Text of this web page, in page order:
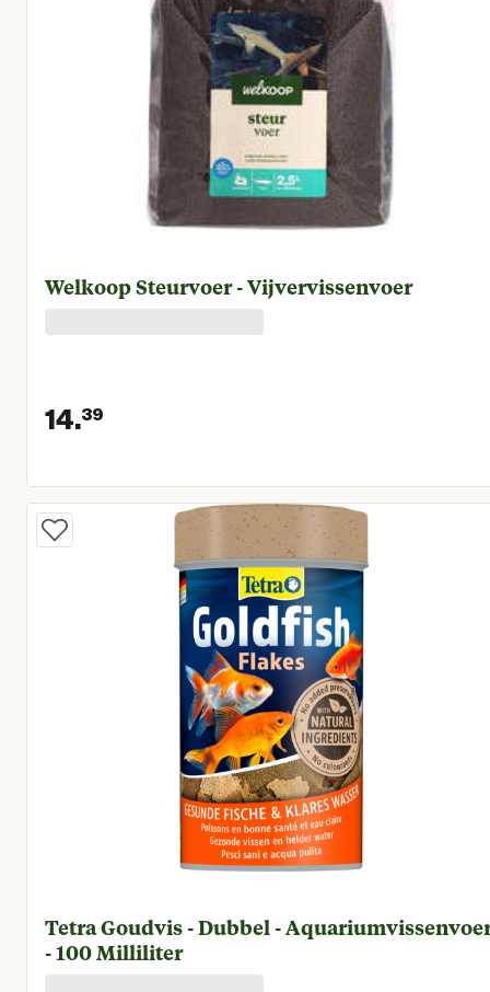
Welkoop Steurvoer - Vijvervissenvoer
14.39
Huidige prijs € 14,39
Tetra Goudvis - Dubbel -
- 100 Milliliter